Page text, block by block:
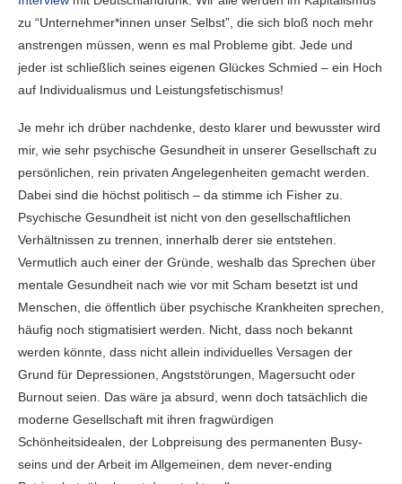
zu “Unternehmer*innen unser Selbst”, die sich bloß noch mehr
anstrengen müssen, wenn es mal Probleme gibt. Jede und
jeder ist schließlich seines eigenen Glückes Schmied – ein Hoch
auf Individualismus und Leistungsfetischismus!
Je mehr ich drüber nachdenke, desto klarer und bewusster wird
mir, wie sehr psychische Gesundheit in unserer Gesellschaft zu
persönlichen, rein privaten Angelegenheiten gemacht werden.
Dabei sind die höchst politisch – da stimme ich Fisher zu.
Psychische Gesundheit ist nicht von den gesellschaftlichen
Verhältnissen zu trennen, innerhalb derer sie entstehen.
Vermutlich auch einer der Gründe, weshalb das Sprechen über
mentale Gesundheit nach wie vor mit Scham besetzt ist und
Menschen, die öffentlich über psychische Krankheiten sprechen,
häufig noch stigmatisiert werden. Nicht, dass noch bekannt
werden könnte, dass nicht allein individuelles Versagen der
Grund für Depressionen, Angststörungen, Magersucht oder
Burnout seien. Das wäre ja absurd, wenn doch tatsächlich die
moderne Gesellschaft mit ihren fragwürdigen
Schönheitsidealen, der Lobpreisung des permanenten Busy-
seins und der Arbeit im Allgemeinen, dem never-ending